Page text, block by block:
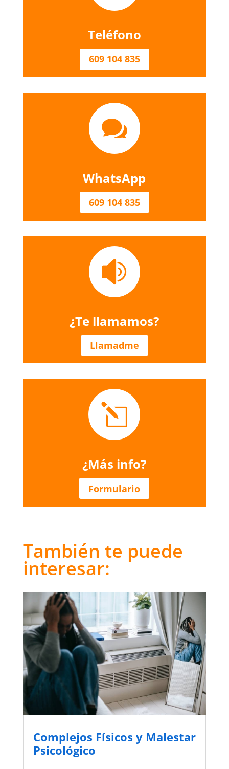
Teléfono
609 104 835

WhatsApp
609 104 835

¿Te llamamos?
Llamadme
l
¿Más info?
Formulario
También te puede
interesar:
Complejos Físicos y Malestar
Psicológico